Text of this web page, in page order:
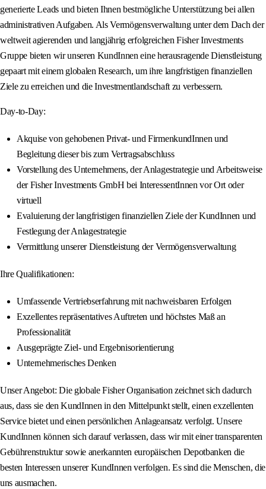
generierte Leads und bieten Ihnen bestmögliche Unterstützung bei allen
administrativen Aufgaben. Als Vermögensverwaltung unter dem Dach der
weltweit agierenden und langjährig erfolgreichen Fisher Investments
Gruppe bieten wir unseren KundInnen eine herausragende Dienstleistung
gepaart mit einem globalen Research, um ihre langfristigen finanziellen
Ziele zu erreichen und die Investmentlandschaft zu verbessern.
Day-to-Day:
Akquise von gehobenen Privat- und FirmenkundInnen und
Begleitung dieser bis zum Vertragsabschluss
Vorstellung des Unternehmens, der Anlagestrategie und Arbeitsweise
der Fisher Investments GmbH bei InteressentInnen vor Ort oder
virtuell
Evaluierung der langfristigen finanziellen Ziele der KundInnen und
Festlegung der Anlagestrategie
Vermittlung unserer Dienstleistung der Vermögensverwaltung
Ihre Qualifikationen:
Umfassende Vertriebserfahrung mit nachweisbaren Erfolgen
Exzellentes repräsentatives Auftreten und höchstes Maß an
Professionalität
Ausgeprägte Ziel- und Ergebnisorientierung
Unternehmerisches Denken
Unser Angebot: Die globale Fisher Organisation zeichnet sich dadurch
aus, dass sie den KundInnen in den Mittelpunkt stellt, einen exzellenten
Service bietet und einen persönlichen Anlageansatz verfolgt. Unsere
KundInnen können sich darauf verlassen, dass wir mit einer transparenten
Gebührenstruktur sowie anerkannten europäischen Depotbanken die
besten Interessen unserer KundInnen verfolgen. Es sind die Menschen, die
uns ausmachen.